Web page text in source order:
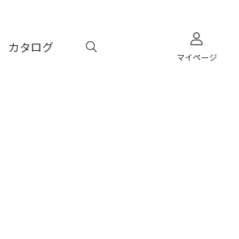
カタログ
マイページ